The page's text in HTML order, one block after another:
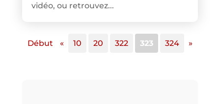
vidéo, ou retrouvez...
Début « 10 20 322 323 324 »